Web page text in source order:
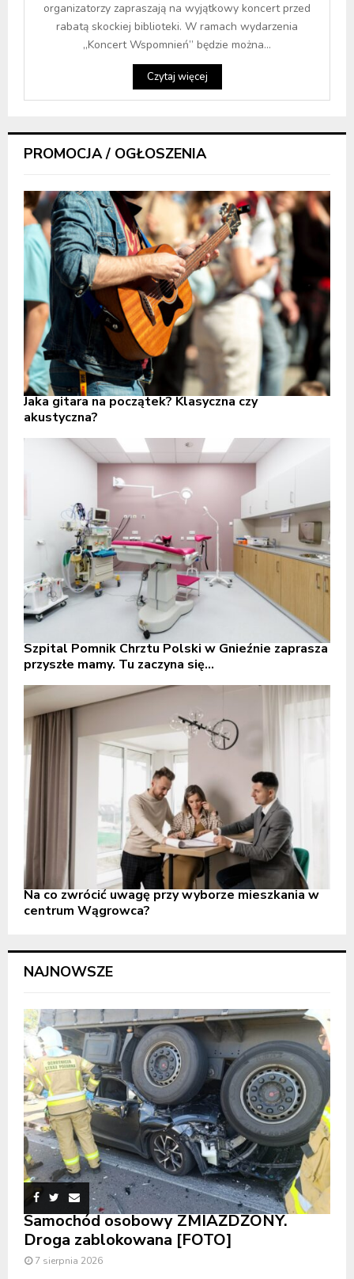
organizatorzy zapraszają na wyjątkowy koncert przed
rabatą skockiej biblioteki. W ramach wydarzenia
„Koncert Wspomnień” będzie można...
Czytaj więcej
PROMOCJA / OGŁOSZENIA
Jaka gitara na początek? Klasyczna czy
akustyczna?
Szpital Pomnik Chrztu Polski w Gnieźnie zaprasza
przyszłe mamy. Tu zaczyna się...
Na co zwrócić uwagę przy wyborze mieszkania w
centrum Wągrowca?
NAJNOWSZE
Samochód osobowy ZMIAŻDŻONY.
Droga zablokowana [FOTO]
7 sierpnia 2026